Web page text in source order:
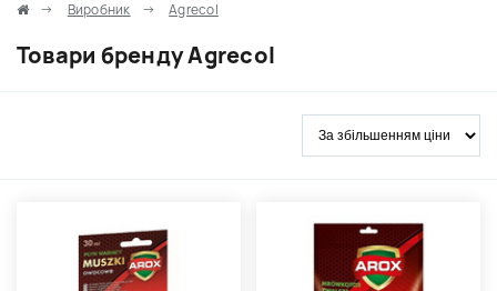
Виробник Agrecol
Товари бренду Agrecol